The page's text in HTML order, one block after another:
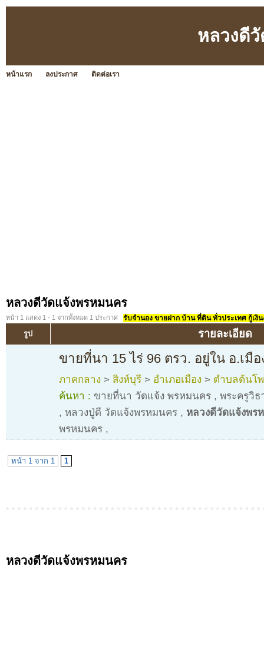
หลวงดี
หน้าแรก ลงประกาศ ติดต่อเรา
หลวงดีวัดแจ้งพรหมนคร
หน้า 1 แสดง 1 - 1 จากทั้งหมด 1 ประกาศ รับจำนอง ขายฝาก บ้าน ที่ดิน ทั่วประเทศ กู้เงิ
รูป รายละเอียด
ขายที่นา 15 ไร่ 96 ตรว. อยู่ใน อ.เมื
ภาคกลาง > สิงห์บุรี > อำเภอเมือง > ตำบลต้นโ
ค้นหา : ขายที่นา วัดแจ้ง พรหมนคร , พระครูวิ
, หลวงปู่ดี วัดแจ้งพรหมนคร , หลวงดีวัดแจ้งพร
พรหมนคร ,
หน้า 1 จาก 1 1
หลวงดีวัดแจ้งพรหมนคร